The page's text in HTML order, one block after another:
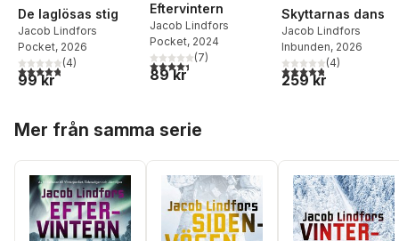
De laglösas stig
Jacob Lindfors
Pocket, 2026
4,8utav 5 stjärnor. Totalt antal röster:
(4)
99 kr
Eftervintern
Jacob Lindfors
Pocket, 2024
4,4utav 5 stjärnor. Totalt antal röster:
(7)
89 kr
Skyttarnas dans
Jacob Lindfors
Inbunden, 2026
4,8utav 5 stjärnor.
(4)
259 kr
Mer från samma serie